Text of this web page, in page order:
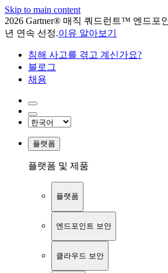
Skip to main content
2026 Gartner® 매직 쿼드런트™ 엔드포
년 연속 선정.이유 알아보기
침해 사고를 겪고 계신가요?
블로그
채용
플랫폼
플랫폼 및 제품
플랫폼
엔드포인트 보안
클라우드 보안